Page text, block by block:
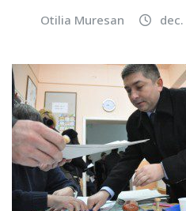
Otilia Muresan